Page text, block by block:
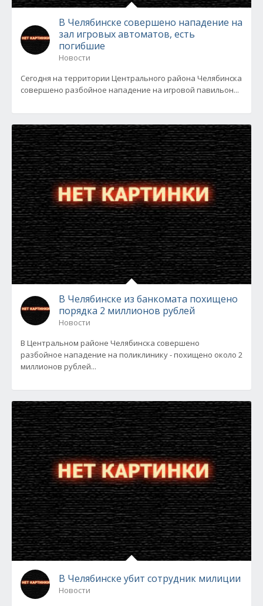
В Челябинске совершено нападение на
зал игровых автоматов, есть
погибшие
Новости
Сегодня на территории Центрального района Челябинска
совершено разбойное нападение на игровой павильон...
В Челябинске из банкомата похищено
порядка 2 миллионов рублей
Новости
В Центральном районе Челябинска совершено
разбойное нападение на поликлинику - похищено около 2
миллионов рублей...
В Челябинске убит сотрудник милиции
Новости